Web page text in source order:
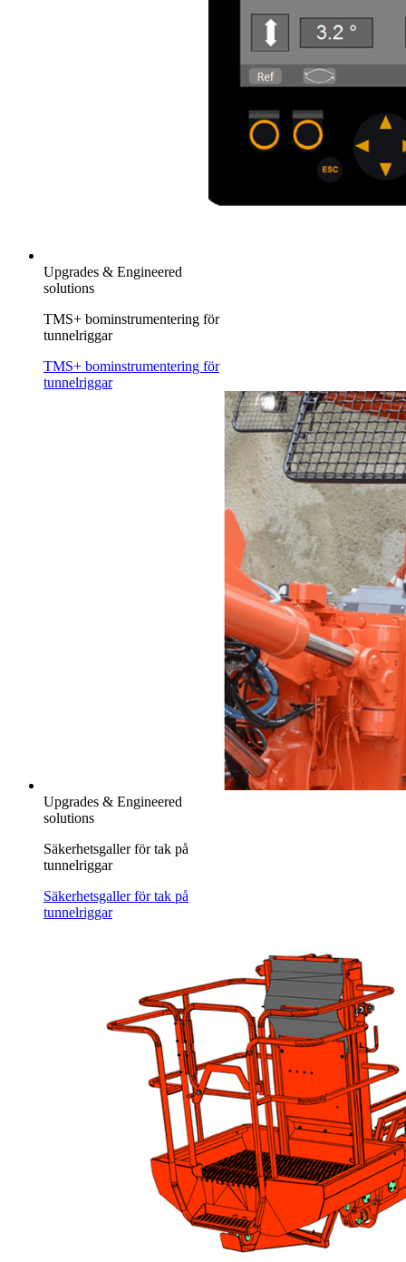
Upgrades & Engineered
solutions
TMS+ bominstrumentering för
tunnelriggar
TMS+ bominstrumentering för
tunnelriggar
Upgrades & Engineered
solutions
Säkerhetsgaller för tak på
tunnelriggar
Säkerhetsgaller för tak på
tunnelriggar